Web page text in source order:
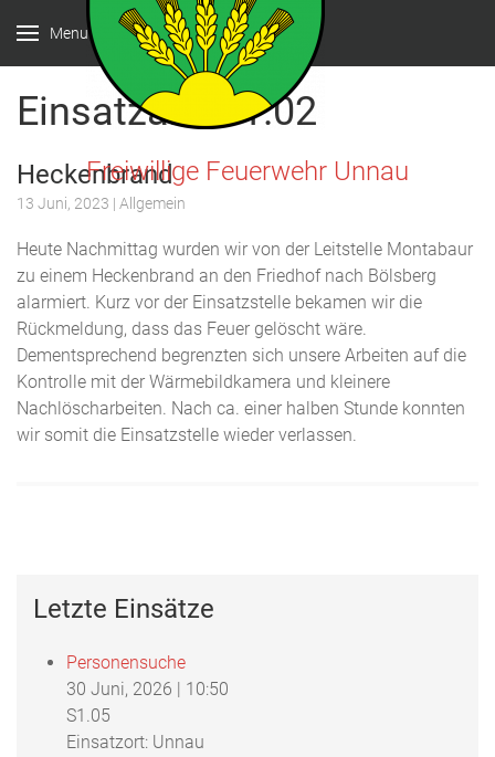
Menu
Freiwillige Feuerwehr Unnau
Einsatzart: B1.02
Heckenbrand
13 Juni, 2023 | Allgemein
Heute Nachmittag wurden wir von der Leitstelle Montabaur
zu einem Heckenbrand an den Friedhof nach Bölsberg
alarmiert. Kurz vor der Einsatzstelle bekamen wir die
Rückmeldung, dass das Feuer gelöscht wäre.
Dementsprechend begrenzten sich unsere Arbeiten auf die
Kontrolle mit der Wärmebildkamera und kleinere
Nachlöscharbeiten. Nach ca. einer halben Stunde konnten
wir somit die Einsatzstelle wieder verlassen.
Letzte Einsätze
Personensuche
30 Juni, 2026 | 10:50
S1.05
Einsatzort: Unnau